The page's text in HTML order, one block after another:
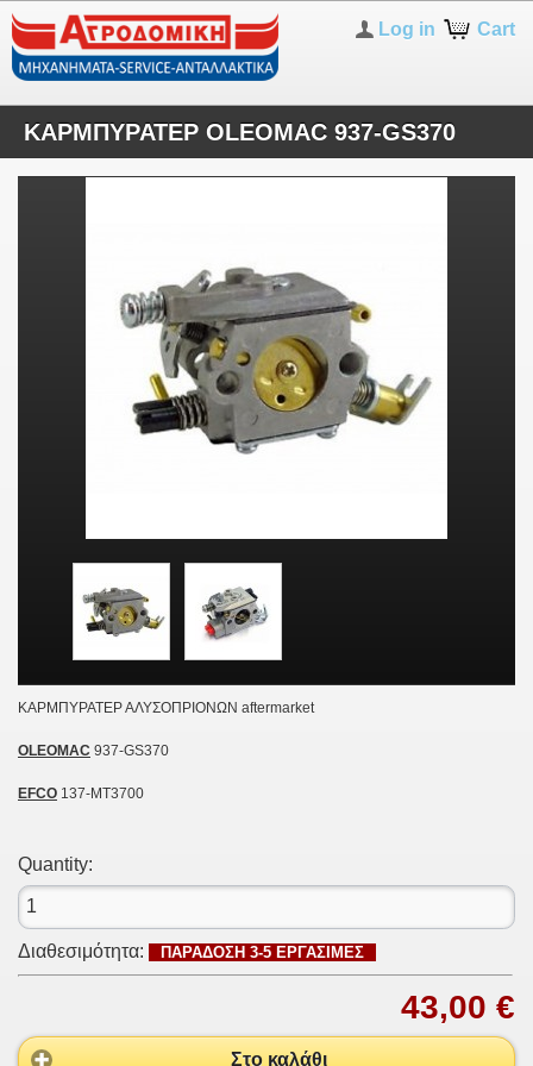
Cart
Log in
ΚΑΡMΠΥΡΑΤΕΡ OLEOMAC 937-GS370
ΚΑΡMΠΥΡΑΤΕΡ ΑΛΥΣΟΠΡΙΟΝΩΝ aftermarket
OLEOMAC 937-GS370
EFCO 137-MT3700
Quantity:
Διαθεσιμότητα: ΠΑΡΑΔΟΣΗ 3-5 ΕΡΓΑΣΙΜΕΣ
43,00 €
Στο καλάθι